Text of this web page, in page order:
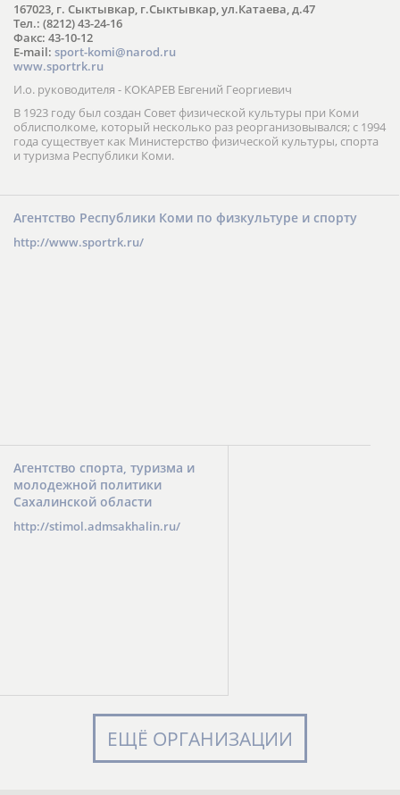
167023, г. Сыктывкар, г.Сыктывкар, ул.Катаева, д.47
Тел.: (8212) 43-24-16
Факс: 43-10-12
E-mail: sport-komi@narod.ru
www.sportrk.ru
И.о. руководителя - КОКАРЕВ Евгений Георгиевич
В 1923 году был создан Совет физической культуры при Коми
облисполкоме, который несколько раз реорганизовывался; с 1994
года существует как Министерство физической культуры, спорта
и туризма Республики Коми.
Агентство Республики Коми по физкультуре и спорту
http://www.sportrk.ru/
Агентство спорта, туризма и
молодежной политики
Сахалинской области
http://stimol.admsakhalin.ru/
ЕЩЁ ОРГАНИЗАЦИИ